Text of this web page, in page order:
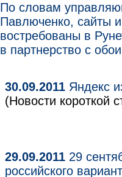
По словам
Павлюченко, сайты
востребованы в
в партнерство с
30.09.2011 Яндекс
(Новости короткой
29.09.2011 29
российского